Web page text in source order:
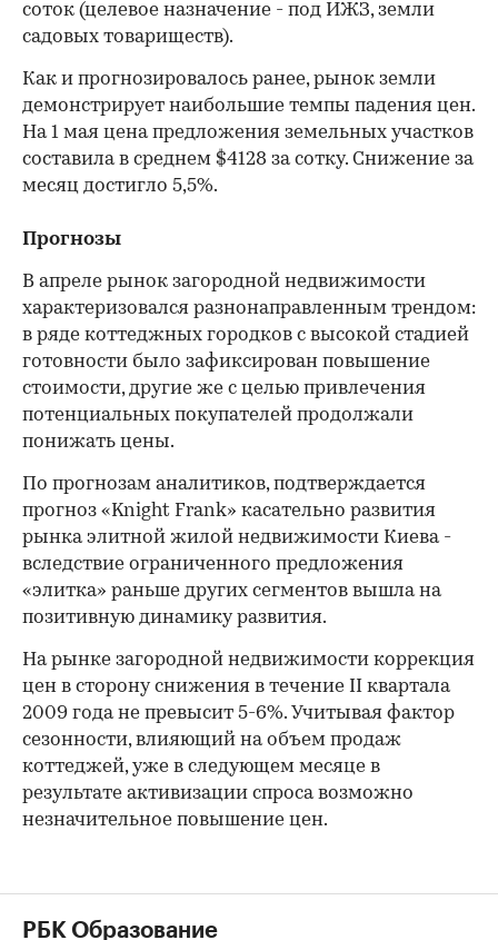
соток (целевое назначение - под ИЖЗ, земли
садовых товариществ).
Как и прогнозировалось ранее, рынок земли
демонстрирует наибольшие темпы падения цен.
На 1 мая цена предложения земельных участков
составила в среднем $4128 за сотку. Снижение за
месяц достигло 5,5%.
Прогнозы
В апреле рынок загородной недвижимости
характеризовался разнонаправленным трендом:
в ряде коттеджных городков с высокой стадией
готовности было зафиксирован повышение
стоимости, другие же с целью привлечения
потенциальных покупателей продолжали
понижать цены.
По прогнозам аналитиков, подтверждается
прогноз «Knight Frank» касательно развития
рынка элитной жилой недвижимости Киева -
вследствие ограниченного предложения
«элитка» раньше других сегментов вышла на
позитивную динамику развития.
На рынке загородной недвижимости коррекция
цен в сторону снижения в течение II квартала
2009 года не превысит 5-6%. Учитывая фактор
сезонности, влияющий на объем продаж
коттеджей, уже в следующем месяце в
результате активизации спроса возможно
незначительное повышение цен.
РБК Образование